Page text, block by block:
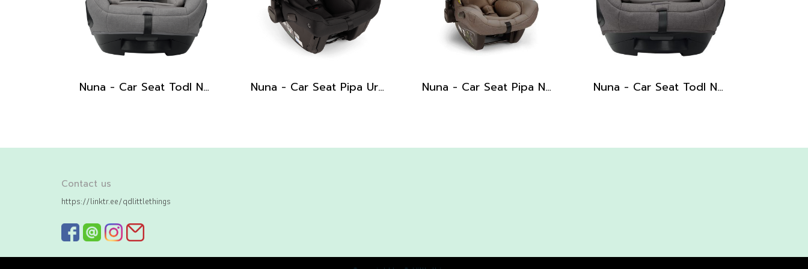
Nuna - Car Seat Todl Next (Frost) Nuna - Car Seat Pipa Urbn (Caviar) Nuna - Car Seat Pipa Next (Cedar) Nuna - Car Seat Todl Next (Granite)
Contact us
https://linktr.ee/qdlittlethings